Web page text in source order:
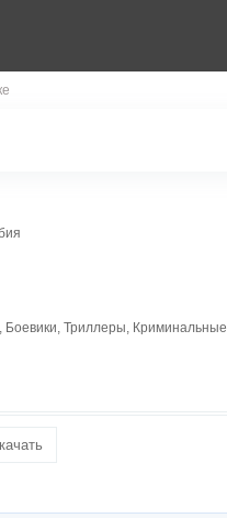
Боевики, Триллеры, Криминальные